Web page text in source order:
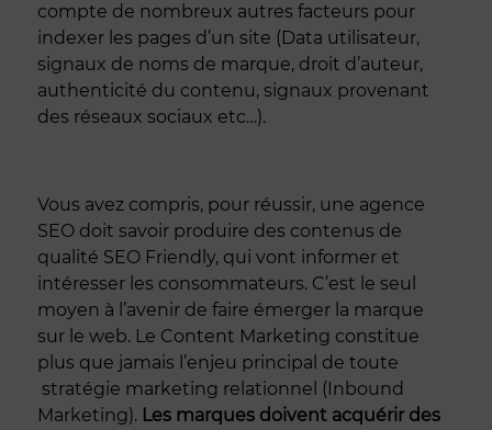
compte de nombreux autres facteurs pour
indexer les pages d’un site (Data utilisateur,
signaux de noms de marque, droit d’auteur,
authenticité du contenu, signaux provenant
des réseaux sociaux etc…).
Vous avez compris, pour réussir, une agence
SEO doit savoir produire des contenus de
qualité SEO Friendly, qui vont informer et
intéresser les consommateurs. C’est le seul
moyen à l’avenir de faire émerger la marque
sur le web. Le Content Marketing constitue
plus que jamais l’enjeu principal de toute
stratégie marketing relationnel (Inbound
Marketing). Les marques doivent acquérir des